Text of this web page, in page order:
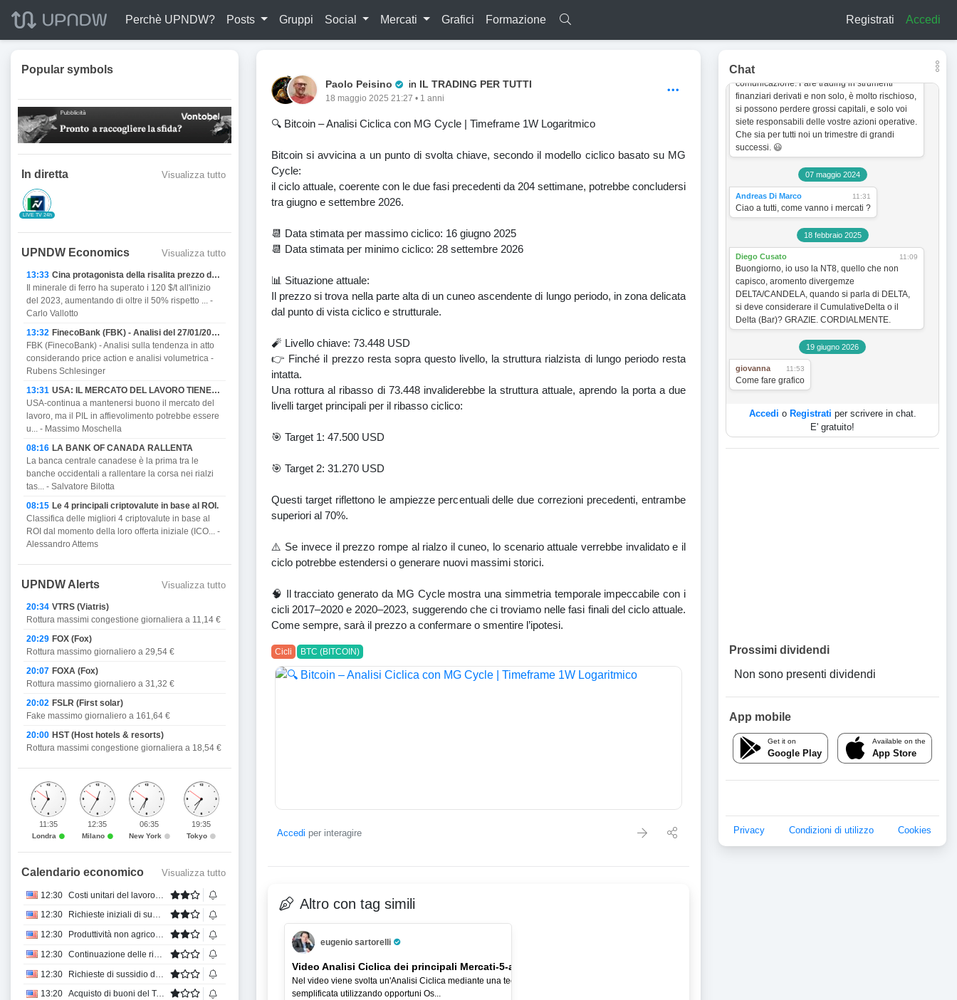
Perchè UPNDW? Posts Gruppi Social Mercati Grafici Formazione Registrati Accedi
Paolo Peisino Pro Trader
in IL TRADING PER TUTTI
18 maggio 2025 21:27 • 1 anni
🔍 Bitcoin – Analisi Ciclica con MG Cycle | Timeframe 1W Logaritmico
Bitcoin si avvicina a un punto di svolta chiave, secondo il modello ciclico basato su MG
Cycle:
il ciclo attuale, coerente con le due fasi precedenti da 204 settimane, potrebbe concludersi
tra giugno e settembre 2026.
📆 Data stimata per massimo ciclico: 16 giugno 2025
📆 Data stimata per minimo ciclico: 28 settembre 2026
📊 Situazione attuale:
Il prezzo si trova nella parte alta di un cuneo ascendente di lungo periodo, in zona delicata
dal punto di vista ciclico e strutturale.
🧨 Livello chiave: 73.448 USD
👉 Finché il prezzo resta sopra questo livello, la struttura rialzista di lungo periodo resta
intatta.
Una rottura al ribasso di 73.448 invaliderebbe la struttura attuale, aprendo la porta a due
livelli target principali per il ribasso ciclico:
🎯 Target 1: 47.500 USD
🎯 Target 2: 31.270 USD
Questi target riflettono le ampiezze percentuali delle due correzioni precedenti, entrambe
superiori al 70%.
⚠️ Se invece il prezzo rompe al rialzo il cuneo, lo scenario attuale verrebbe invalidato e il
ciclo potrebbe estendersi o generare nuovi massimi storici.
🧠 Il tracciato generato da MG Cycle mostra una simmetria temporale impeccabile con i
cicli 2017–2020 e 2020–2023, suggerendo che ci troviamo nelle fasi finali del ciclo attuale.
Come sempre, sarà il prezzo a confermare o smentire l’ipotesi.
Cicli BTC (BITCOIN)
Accedi per interagire
Altro con tag simili
eugenio sartorelli
Pro Trader
Video Analisi Ciclica dei principali Mercati-5-ago-26
Nel video viene svolta un'Analisi Ciclica mediante una tecnica
semplificata utilizzando opportuni Os...
Popular symbols
In diretta Visualizza tutto
LIVE TV 24h
UPNDW Economics Visualizza tutto
13:33
Cina protagonista della risalita prezzo del Ferro
Il minerale di ferro ha superato i 120 $/t all'inizio
del 2023, aumentando di oltre il 50% rispetto ... -
Carlo Vallotto
13:32
FinecoBank (FBK) - Analisi del 27/01/2023
FBK (FinecoBank) - Analisi sulla tendenza in atto
considerando price action e analisi volumetrica -
Rubens Schlesinger
13:31
USA: IL MERCATO DEL LAVORO TIENE MA PROMETTE DI AFFIEVOLIRSI CON IL PIL E MINACCIA RECESSIONE.
USA-continua a mantenersi buono il mercato del
lavoro, ma il PIL in affievolimento potrebbe essere
u... - Massimo Moschella
08:16 LA BANK OF CANADA RALLENTA
La banca centrale canadese è la prima tra le
banche occidentali a rallentare la corsa nei rialzi
tas... - Salvatore Bilotta
08:15 Le 4 principali criptovalute in base al ROI.
Classifica delle migliori 4 criptovalute in base al
ROI dal momento della loro offerta iniziale (ICO... -
Alessandro Attems
UPNDW Alerts Visualizza tutto
20:34 VTRS (Viatris)
Rottura massimi congestione giornaliera a 11,14 €
20:29 FOX (Fox)
Rottura massimo giornaliero a 29,54 €
20:07 FOXA (Fox)
Rottura massimo giornaliero a 31,32 €
20:02 FSLR (First solar)
Fake massimo giornaliero a 161,64 €
20:00 HST (Host hotels & resorts)
Rottura massimi congestione giornaliera a 18,54 €
11:35
Londra
12:35
Milano
06:35
New York
19:35
Tokyo
Calendario economico Visualizza tutto
12:30
12:30
Richieste iniziali di sussidi di disoccupazione
12:30
Produttività non agricola QoQ Prel
12:30
Continuazione delle richieste di sussidio di disoccupazione
12:30
13:20
Acquisto di buoni del Tesoro della Federal Reserve di New York con scadenza da 4 a 12 mesi
Chat
In quanto tale non vogliono incentivare in
cambiamento senza obbligo di preventiva
comunicazione. Fare trading in strumenti
finanziari derivati e non solo, è molto rischioso,
si possono perdere grossi capitali, e solo voi
siete responsabili delle vostre azioni operative.
Che sia per tutti noi un trimestre di grandi
successi. 😃
07 maggio 2024
Andreas Di Marco 11:31
Ciao a tutti, come vanno i mercati ?
18 febbraio 2025
Diego Cusato 11:09
Buongiorno, io uso la NT8, quello che non
capisco, aromento divergemze
DELTA/CANDELA, quando si parla di DELTA,
si deve considerare il CumulativeDelta o il
Delta (Bar)? GRAZIE. CORDIALMENTE.
19 giugno 2026
giovanna 11:53
Come fare grafico
Accedi o Registrati per scrivere in chat.
E' gratuito!
Prossimi dividendi
Non sono presenti dividendi
App mobile
Get it on
Google Play
Available on the
App Store
Privacy Condizioni di utilizzo Cookies